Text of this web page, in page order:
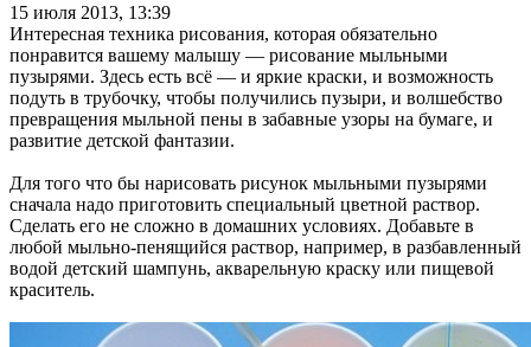
15 июля 2013, 13:39
Интересная техника рисования, которая обязательно
понравится вашему малышу — рисование мыльными
пузырями. Здесь есть всё — и яркие краски, и возможность
подуть в трубочку, чтобы получились пузыри, и волшебство
превращения мыльной пены в забавные узоры на бумаге, и
развитие детской фантазии.
Для того что бы нарисовать рисунок мыльными пузырями
сначала надо приготовить специальный цветной раствор.
Сделать его не сложно в домашних условиях. Добавьте в
любой мыльно-пенящийся раствор, например, в разбавленный
водой детский шампунь, акварельную краску или пищевой
краситель.